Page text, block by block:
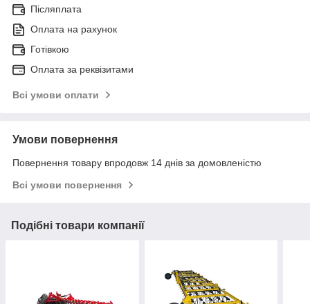
Післяплата
Оплата на рахунок
Готівкою
Оплата за реквізитами
Всі умови оплати
Умови повернення
Повернення товару впродовж 14 днів за домовленістю
Всі умови повернення
Подібні товари компанії